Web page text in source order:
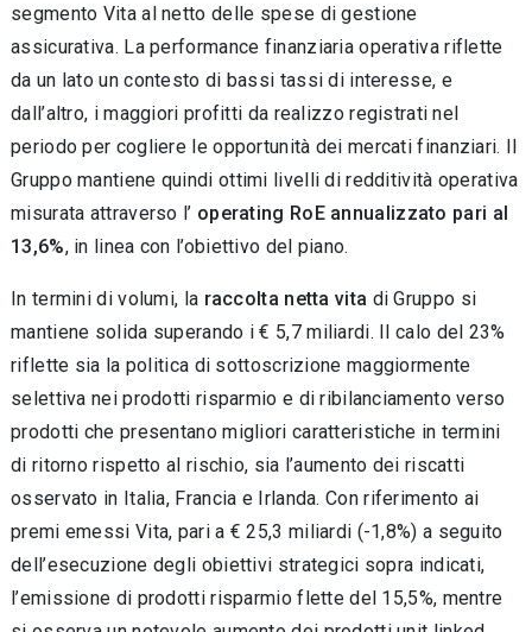
segmento Vita al netto delle spese di gestione
assicurativa. La performance finanziaria operativa riflette
da un lato un contesto di bassi tassi di interesse, e
dall’altro, i maggiori profitti da realizzo registrati nel
periodo per cogliere le opportunità dei mercati finanziari. Il
Gruppo mantiene quindi ottimi livelli di redditività operativa
misurata attraverso l’ operating RoE annualizzato pari al
13,6%, in linea con l’obiettivo del piano.
In termini di volumi, la raccolta netta vita di Gruppo si
mantiene solida superando i € 5,7 miliardi. Il calo del 23%
riflette sia la politica di sottoscrizione maggiormente
selettiva nei prodotti risparmio e di ribilanciamento verso
prodotti che presentano migliori caratteristiche in termini
di ritorno rispetto al rischio, sia l’aumento dei riscatti
osservato in Italia, Francia e Irlanda. Con riferimento ai
premi emessi Vita, pari a € 25,3 miliardi (-1,8%) a seguito
dell’esecuzione degli obiettivi strategici sopra indicati,
l’emissione di prodotti risparmio flette del 15,5%, mentre